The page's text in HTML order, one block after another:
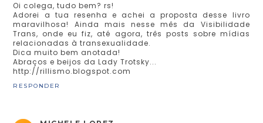
Oi colega, tudo bem? rs!
Adorei a tua resenha e achei a proposta desse livro
maravilhosa! Ainda mais nesse mês da Visibilidade
Trans, onde eu fiz, até agora, três posts sobre mídias
relacionadas à transexualidade.
Dica muito bem anotada!
Abraços e beijos da Lady Trotsky...
http://rillismo.blogspot.com
RESPONDER